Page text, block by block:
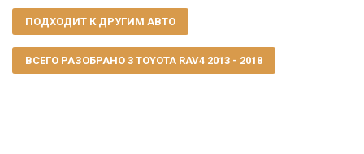
ПОДХОДИТ К ДРУГИМ АВТО
ВСЕГО РАЗОБРАНО 3 TOYOTA RAV4 2013 - 2018